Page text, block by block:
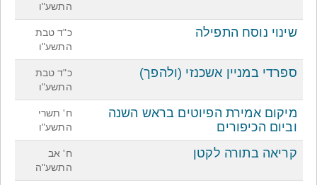
התשע"ו
שינוי נוסח התפילה
כ"ד טבת
התשע"ו
ספרדי במניין אשכנזי (ולהפך)
כ"ד טבת
התשע"ו
מיקום אמירת הפיוטים בראש השנה
וביום הכיפורים
ח' תשרי
התשע"ו
קריאה בתורה לקטן
ח' אב
התשע"ה